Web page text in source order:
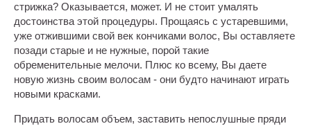
стрижка? Оказывается, может. И не стоит умалять
достоинства этой процедуры. Прощаясь с устаревшими,
уже отжившими свой век кончиками волос, Вы оставляете
позади старые и не нужные, порой такие
обременительные мелочи. Плюс ко всему, Вы даете
новую жизнь своим волосам - они будто начинают играть
новыми красками.
Придать волосам объем, заставить непослушные пряди